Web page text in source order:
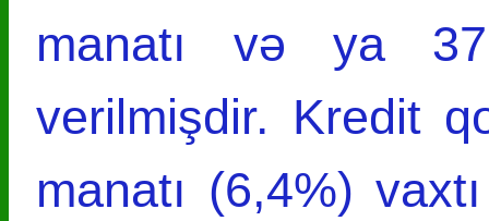
manatı və ya
verilmişdir. Kredit
manatı (6,4%)